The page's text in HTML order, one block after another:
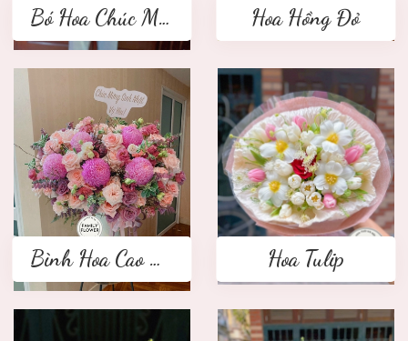
Bó Hoa Chúc Mừng Hoa Hồng Đỏ
Bình Hoa Cao Cấp Hoa Tulip